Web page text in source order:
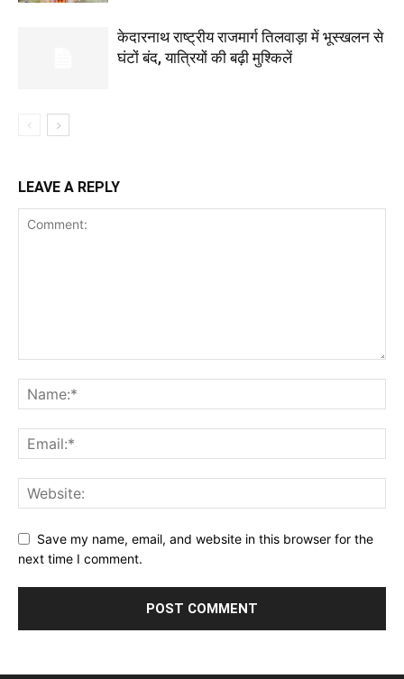
केदारनाथ राष्ट्रीय राजमार्ग तिलवाड़ा में भूस्खलन से
घंटों बंद, यात्रियों की बढ़ी मुश्किलें
LEAVE A REPLY
Save my name, email, and website in this browser for the
next time I comment.